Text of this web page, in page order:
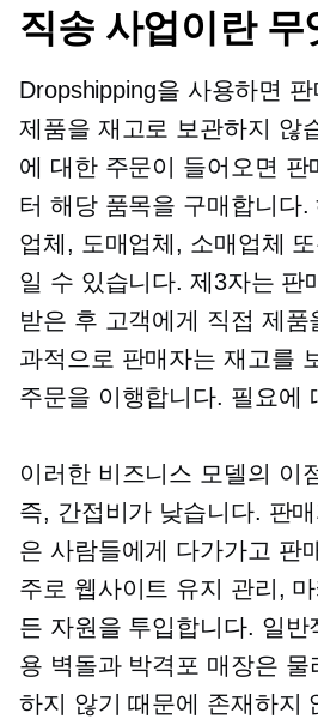
직송 사업이란 무
Dropshipping을 사용하면
제품을 재고로 보관하지 않
에 대한 주문이 들어오면 판
터 해당 품목을 구매합니다.
업체, 도매업체, 소매업체
일 수 있습니다. 제3자는 판
받은 후 고객에게 직접 제품
과적으로 판매자는 재고를
주문을 이행합니다. 필요에
이러한 비즈니스 모델의 이
즉, 간접비가 낮습니다. 판
은 사람들에게 다가가고 판
주로 웹사이트 유지 관리,
든 자원을 투입합니다. 일반
용 벽돌과 박격포 매장은 물
하지 않기 때문에 존재하지